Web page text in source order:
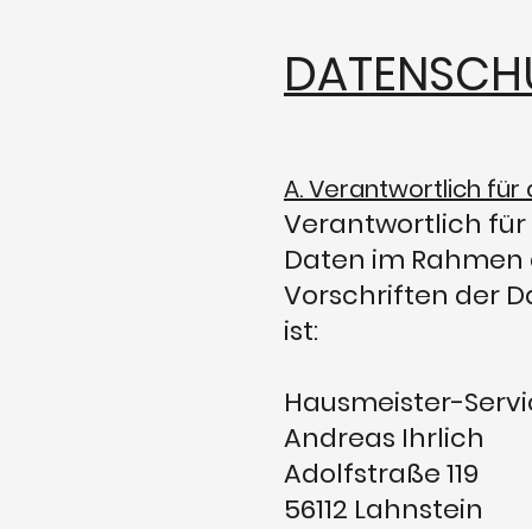
A. Verantwortlich
Verantwortlich
Daten im
Vorschriften der
ist:
Hausmeister-
Andreas Ihrlich
Adolfstraße 119
56112 Lahnstein